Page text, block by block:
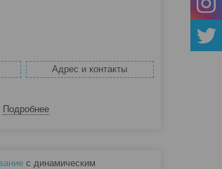
Адрес и контакты
Подробнее
с динамическим